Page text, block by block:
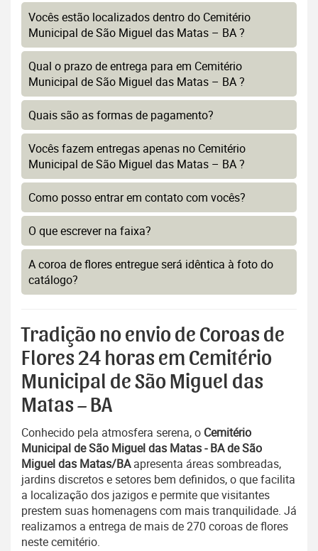
Vocês estão localizados dentro do Cemitério
Municipal de São Miguel das Matas – BA ?
Qual o prazo de entrega para em Cemitério
Municipal de São Miguel das Matas – BA ?
Quais são as formas de pagamento?
Vocês fazem entregas apenas no Cemitério
Municipal de São Miguel das Matas – BA ?
Como posso entrar em contato com vocês?
O que escrever na faixa?
A coroa de flores entregue será idêntica à foto do
catálogo?
Tradição no envio de Coroas de
Flores 24 horas em Cemitério
Municipal de São Miguel das
Matas – BA
Conhecido pela atmosfera serena, o Cemitério
Municipal de São Miguel das Matas - BA de São
Miguel das Matas/BAapresenta áreas sombreadas,
jardins discretos e setores bem definidos, o que facilita
a localização dos jazigos e permite que visitantes
prestem suas homenagens com mais tranquilidade. Já
realizamos a entrega de mais de 270 coroas de flores
neste cemitério.